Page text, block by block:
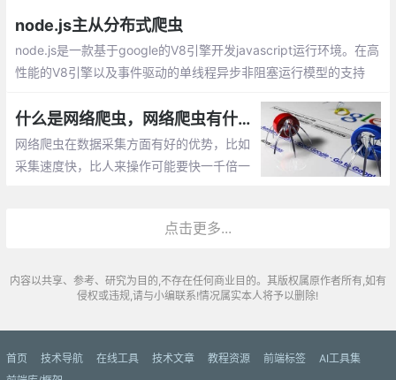
node.js主从分布式爬虫
node.js是一款基于google的V8引擎开发javascript运行环境。在高
性能的V8引擎以及事件驱动的单线程异步非阻塞运行模型的支持
代理的情况下实现很高的业务并发量。
什么是网络爬虫，网络爬虫有什么用？
网络爬虫在数据采集方面有好的优势，比如
采集速度快，比人来操作可能要快一千倍一
点击更多...
内容以共享、参考、研究为目的,不存在任何商业目的。其版权属原作者所有,如有
侵权或违规,请与小编联系!情况属实本人将予以删除!
首页 技术导航 在线工具 技术文章 教程资源 前端标签
AI工具集